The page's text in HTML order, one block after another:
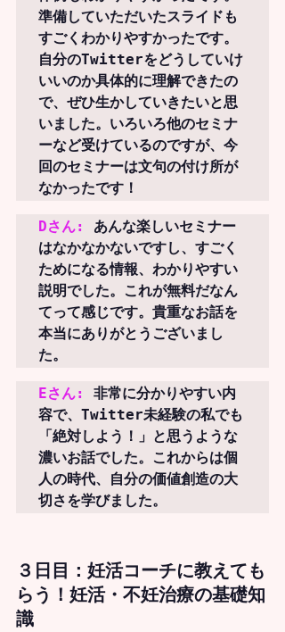
準備していただいたスライドも
すごくわかりやすかったです。
自分のTwitterをどうしていけ
いいのか具体的に理解できたの
で、ぜひ生かしていきたいと思
いました。 いろいろ他のセミナ
ーなど受けているのですが、今
回のセミナーは文句の付け所が
なかったです！
Dさん: あんな楽しいセミナー
はなかなかないですし、すごく
ためになる情報、わかりやすい
説明でした。これが無料だなん
てって感じです。貴重なお話を
本当にありがとうございまし
た。
Eさん:
非常に分かりやすい内
容で、Twitter未経験の私でも
「絶対しよう！」と思うような
濃いお話でした。これからは個
人の時代、自分の価値創造の大
切さを学びました。
３日目：妊活コーチに教えても
らう！ 妊活・不妊治療の基礎知
識